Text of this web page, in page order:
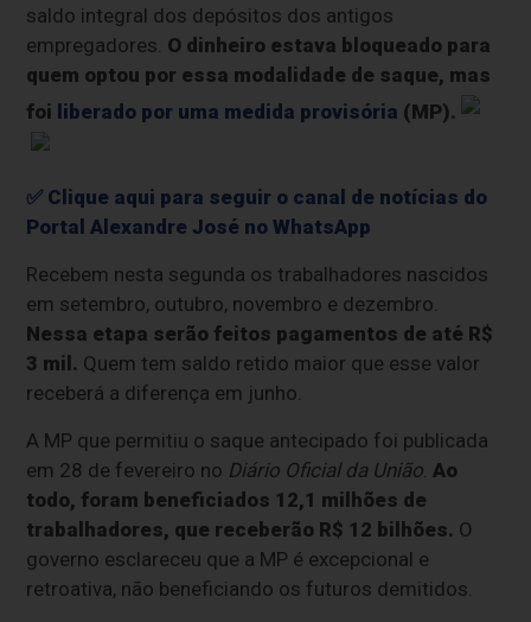
saldo integral dos depósitos dos antigos
empregadores. O dinheiro estava bloqueado para
quem optou por essa modalidade de saque, mas
foi liberado por uma medida provisória (MP).
✅ Clique aqui para seguir o canal de notícias do
Portal Alexandre José no WhatsApp
Recebem nesta segunda os trabalhadores nascidos
em setembro, outubro, novembro e dezembro.
Nessa etapa serão feitos pagamentos de até R$
3 mil. Quem tem saldo retido maior que esse valor
receberá a diferença em junho.
A MP que permitiu o saque antecipado foi publicada
em 28 de fevereiro no Diário Oficial da União .Ao
todo, foram beneficiados 12,1 milhões de
trabalhadores, que receberão R$ 12 bilhões. O
governo esclareceu que a MP é excepcional e
retroativa, não beneficiando os futuros demitidos.